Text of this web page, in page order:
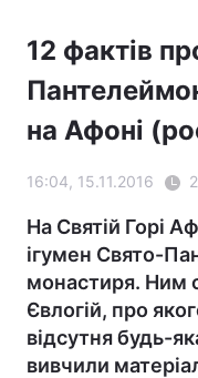
12 фактів
на Афоні
16:04, 15.11.2016
На Святій Горі
ігумен Свято-
монастиря. Ним
Євлогій, про
відсутня будь-
вивчили